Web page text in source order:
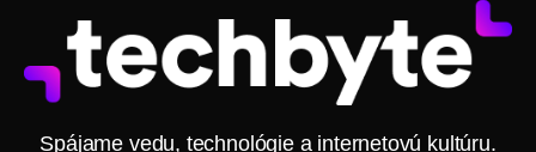
Spájame vedu, technológie a internetovú kultúru.